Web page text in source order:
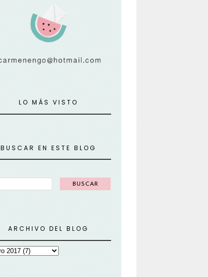
LO MÁS VISTO
BUSCAR EN ESTE BLOG
ARCHIVO DEL BLOG